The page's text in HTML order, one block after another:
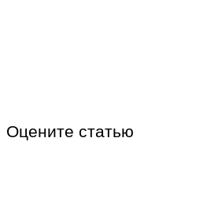
Оцените статью